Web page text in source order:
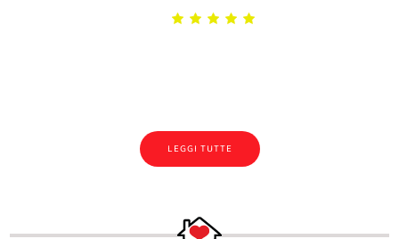
LEGGI TUTTE